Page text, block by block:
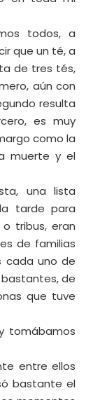
todos, a
que un té, a
de tres tés,
aún con
resulta
es muy
como la
muerte y el
una lista
tarde para
tribus, eran
de familias
cada uno de
bastantes, de
que tuve
tomábamos
entre ellos
bastante el